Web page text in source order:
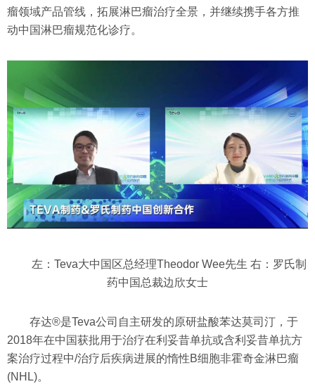
瘤领域产品管线，拓展淋巴瘤治疗全景，并继续携手各方推
动中国淋巴瘤规范化诊疗。
左：Teva大中国区总经理Theodor Wee先生 右：罗氏制
药中国总裁边欣女士
存达®是Teva公司自主研发的原研盐酸苯达莫司汀，于
2018年在中国获批用于治疗在利妥昔单抗或含利妥昔单抗方
案治疗过程中/治疗后疾病进展的惰性B细胞非霍奇金淋巴瘤
(NHL)。